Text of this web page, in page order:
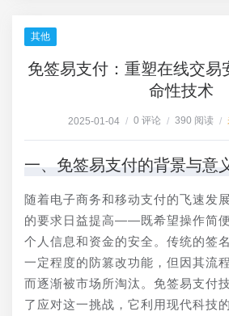
其他
免签易支付：重塑在线交易
命性技术
2025-01-04 / 0 评论 / 390 阅读 /
一、免签易支付的背景与意
随着电子商务和移动支付的飞速发
的要求日益提高——既希望操作简
个人信息和资金的安全。传统的签
一定程度的防篡改功能，但因其流
而逐渐被市场所淘汰。免签易支付
了应对这一挑战，它利用现代科技